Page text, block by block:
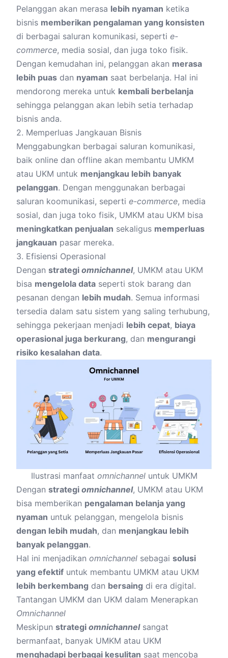
Pelanggan akan merasa lebih nyaman ketika
bisnis memberikan pengalaman yang konsisten
di berbagai saluran komunikasi, seperti e-
commerce, media sosial, dan juga toko fisik.
Dengan kemudahan ini, pelanggan akan merasa
lebih puas dan nyaman saat berbelanja. Hal ini
mendorong mereka untuk kembali berbelanja
sehingga pelanggan akan lebih setia terhadap
bisnis anda.
2. Memperluas Jangkauan Bisnis
Menggabungkan berbagai saluran komunikasi,
baik online dan offline akan membantu UMKM
atau UKM untuk menjangkau lebih banyak
pelanggan. Dengan menggunakan berbagai
saluran koomunikasi, seperti e-commerce, media
sosial, dan juga toko fisik, UMKM atau UKM bisa
meningkatkan penjualan sekaligus memperluas
jangkauan pasar mereka.
3. Efisiensi Operasional
Dengan strategi omnichannel, UMKM atau UKM
bisa mengelola data seperti stok barang dan
pesanan dengan lebih mudah. Semua informasi
tersedia dalam satu sistem yang saling terhubung,
sehingga pekerjaan menjadi lebih cepat, biaya
operasional juga berkurang, dan mengurangi
risiko kesalahan data.
Ilustrasi manfaat omnichanneluntuk UMKM
Dengan strategi omnichannel, UMKM atau UKM
bisa memberikan pengalaman belanja yang
nyaman untuk pelanggan, mengelola bisnis
dengan lebih mudah, dan menjangkau lebih
banyak pelanggan.
Hal ini menjadikan omnichannel sebagai solusi
yang efektif untuk membantu UMKM atau UKM
lebih berkembang dan bersaing di era digital.
Tantangan UMKM dan UKM dalam Menerapkan
Omnichannel
Meskipun strategi omnichannelsangat
bermanfaat, banyak UMKM atau UKM
menghadapi berbagai kesulitan saat mencoba